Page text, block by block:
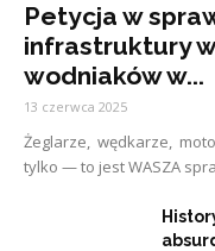
Petycja w
infrastruktury
wodniaków w...
13 czerwca 2025
Żeglarze, wędkarze,
tylko — to jest WASZA